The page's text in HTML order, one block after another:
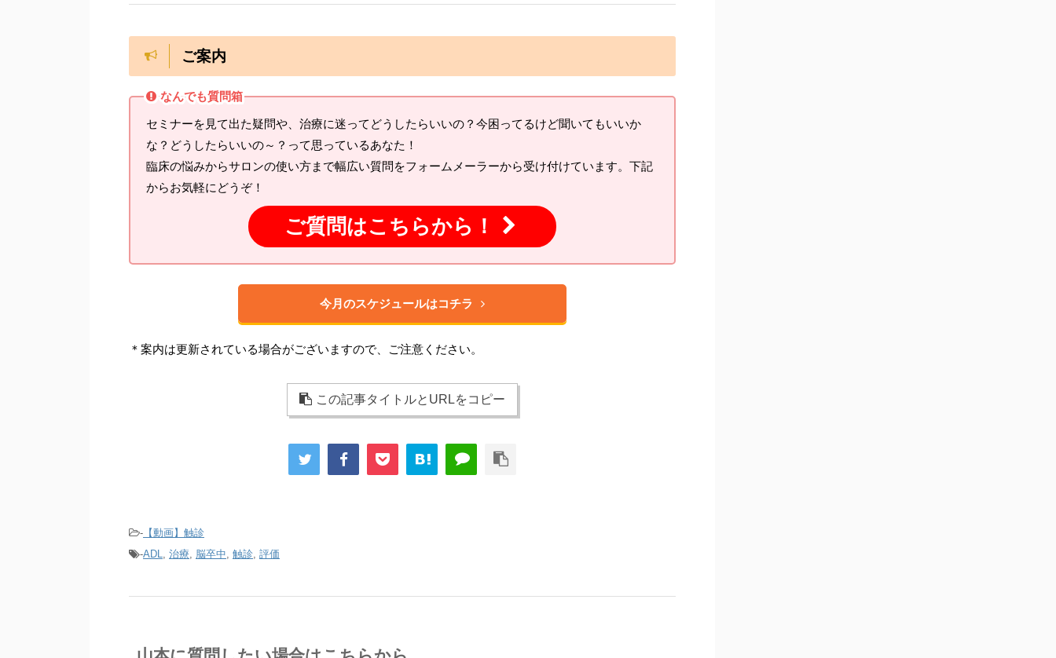
ご案内
なんでも質問箱
セミナーを見て出た疑問や、治療に迷ってどうしたらいいの？今困ってるけど聞いてもいいか
な？どうしたらいいの～？って思っているあなた！
臨床の悩みからサロンの使い方まで幅広い質問をフォームメーラーから受け付けています。下記
からお気軽にどうぞ！
ご質問はこちらから！
今月のスケジュールはコチラ
＊案内は更新されている場合がございますので、ご注意ください。
この記事タイトルとURLをコピー
- 【動画】触診
-ADL 治療 脳卒中 触診 評価